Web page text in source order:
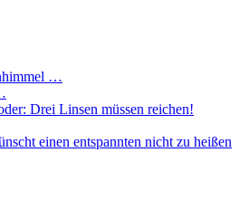
…
Drei Linsen müssen reichen!
einen entspannten nicht zu heißen